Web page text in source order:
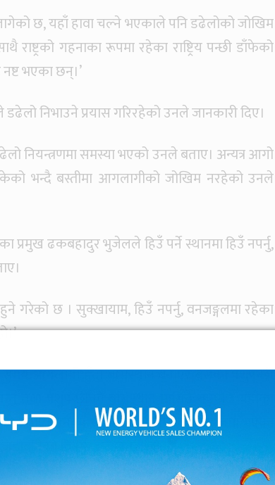
छ, यहाँ हावा चल्ने भएकाले पनि डढेलोको जोखिम
गहनाका रूपमा रहेका राष्ट्रिय पन्छी डाँफेको
भएका छन्।’
निभाउने प्रयास गरिरहेको उनले जानकारी दिए।
नियन्त्रणमा समस्या भएको उनले बताए। अन्यत्र आगो
भन्दै बस्तीमा आगलागीको जोखिम नरहेको उनले
प्रमुख ढकबहादुर भुजेलले हिउँ पर्ने स्थानमा हिउँ नपर्नु,
गरेको छ । सुक्खायाम, हिउँ नपर्नु, वनजङ्गलमा रहेका
समय आगलागी हुँदा बासस्थान बनाएर बसेका पशुपन्छी
तथा पशुपन्छीको बासस्थान मासिँदै गएपछि यहाँका
बताए। उनका अनुसार आगलागीबाट जङ्गलमा भएका
विनास हुने खतरा छ।